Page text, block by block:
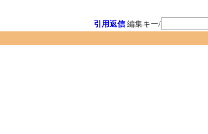
引用返信 編集キー/